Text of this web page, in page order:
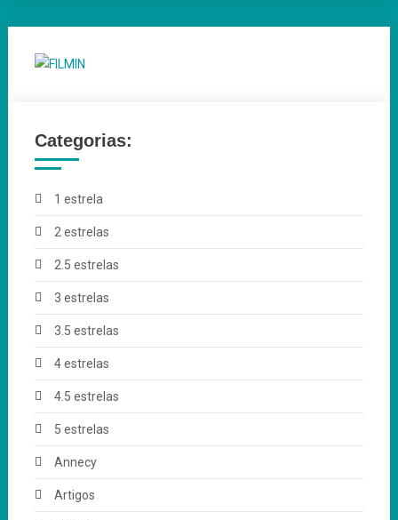
Categorias:
1 estrela
2 estrelas
2.5 estrelas
3 estrelas
3.5 estrelas
4 estrelas
4.5 estrelas
5 estrelas
Annecy
Artigos